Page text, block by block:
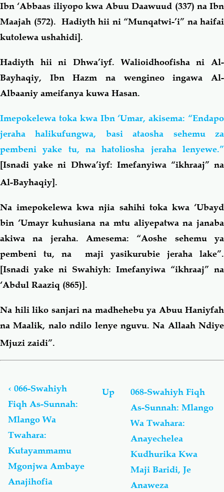
Ibn ‘Abbaas iliyopo kwa Abuu Daawuud (337) na Ibn
Maajah (572). Hadiyth hii ni “Munqatwi-’i” na haifai
kutolewa ushahidi].
Hadiyth hii ni Dhwa’iyf. Walioidhoofisha ni Al-
Bayhaqiy, Ibn Hazm na wengineo ingawa Al-
Albaaniy ameifanya kuwa Hasan.
Imepokelewa toka kwa Ibn ‘Umar, akisema: “Endapo
jeraha halikufungwa, basi ataosha sehemu za
pembeni yake tu, na hatoliosha jeraha lenyewe.”
[Isnadi yake ni Dhwa’iyf: Imefanyiwa “ikhraaj” na
Al-Bayhaqiy].
Na imepokelewa kwa njia sahihi toka kwa ‘Ubayd
bin ‘Umayr kuhusiana na mtu aliyepatwa na janaba
akiwa na jeraha. Amesema: “Aoshe sehemu ya
pembeni tu, na maji yasikurubie jeraha lake”.
[Isnadi yake ni Swahiyh: Imefanyiwa “ikhraaj” na
‘Abdul Raaziq (865)].
Na hili liko sanjari na madhehebu ya Abuu Haniyfah
na Maalik, nalo ndilo lenye nguvu. Na Allaah Ndiye
Mjuzi zaidi”.
links
for
01-
Swahiyh
Fiqh
Sunnah:
كِتَابُ
اَلطَّهَارَةِ
‹ 066-Swahiyh
Fiqh As-Sunnah:
Mlango Wa
Twahara:
Kutayammamu
Mgonjwa Ambaye
Anajihofia
Up
068-Swahiyh Fiqh
As-Sunnah: Mlango
Wa Twahara:
Anayechelea
Kudhurika Kwa
Maji Baridi, Je
Anaweza